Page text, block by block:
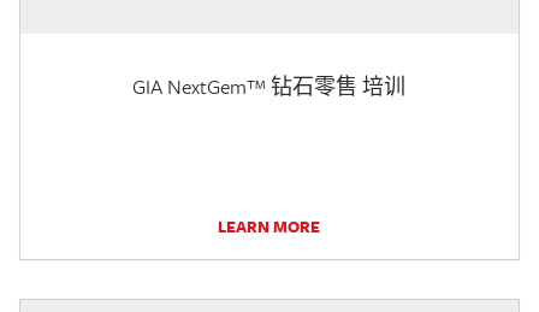
GIA NextGem™ 钻石零售 培训
LEARN MORE